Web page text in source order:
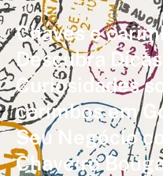
Chaves e
Descubra
Curiosidades
carimbos em
Seu Negócio
Chaveiro